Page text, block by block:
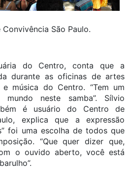
São Paulo.
do Centro, conta que a
durante as oficinas de artes
e música do Centro. “Tem um
neste samba”. Sílvio
é usuário do Centro de
explica que a expressão
foi uma escolha de todos que
“Que quer dizer que,
o ouvido aberto, você está